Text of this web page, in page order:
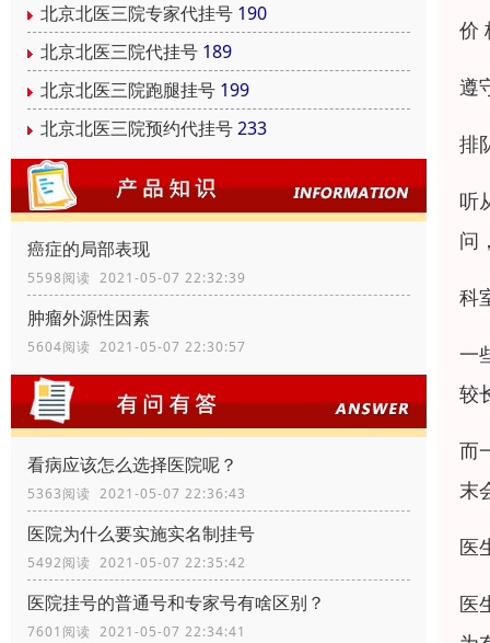
北京北医三院专家代挂号 190
北京北医三院代挂号 189
北京北医三院跑腿挂号 199
北京北医三院预约代挂号233
癌症的局部表现
5598阅读 2021-05-07 22:32:39
肿瘤外源性因素
5604阅读 2021-05-07 22:30:57
看病应该怎么选择医院呢？
5363阅读 2021-05-07 22:36:43
医院为什么要实施实名制挂号
5492阅读 2021-05-07 22:35:42
医院挂号的普通号和专家号有啥区别？
7601阅读 2021-05-07 22:34:41
价
遵
排
听
问
科
一
较
而
末
医
医